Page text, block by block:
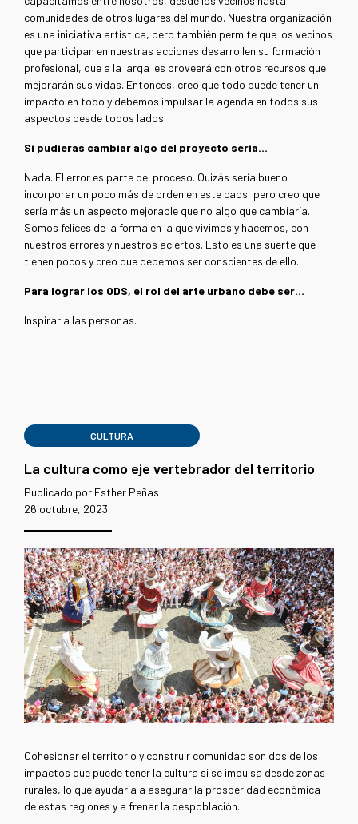
comunidades de otros lugares del mundo. Nuestra organización
es una iniciativa artística, pero también permite que los vecinos
que participan en nuestras acciones desarrollen su formación
profesional, que a la larga les proveerá con otros recursos que
mejorarán sus vidas. Entonces, creo que todo puede tener un
impacto en todo y debemos impulsar la agenda en todos sus
aspectos desde todos lados.
Si pudieras cambiar algo del proyecto sería…
Nada. El error es parte del proceso. Quizás sería bueno
incorporar un poco más de orden en este caos, pero creo que
sería más un aspecto mejorable que no algo que cambiaría.
Somos felices de la forma en la que vivimos y hacemos, con
nuestros errores y nuestros aciertos. Esto es una suerte que
tienen pocos y creo que debemos ser conscientes de ello.
Para lograr los ODS, el rol del arte urbano debe ser…
Inspirar a las personas.
CULTURA
La cultura como eje vertebrador del territorio
Publicado por Esther Peñas
26 octubre, 2023
Cohesionar el territorio y construir comunidad son dos de los
impactos que puede tener la cultura si se impulsa desde zonas
rurales, lo que ayudaría a asegurar la prosperidad económica
de estas regiones y a frenar la despoblación.